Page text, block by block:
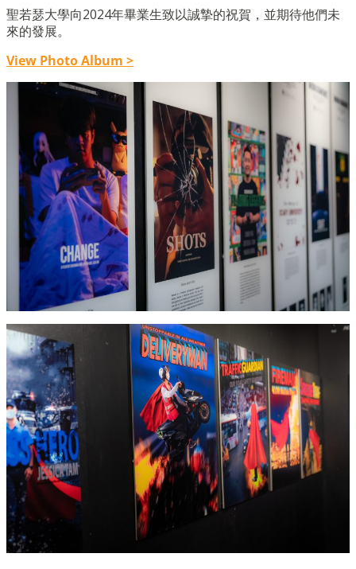
聖若瑟大學向2024年畢業生致以誠摯的祝賀，並期待他們未
來的發展。
View Photo Album >